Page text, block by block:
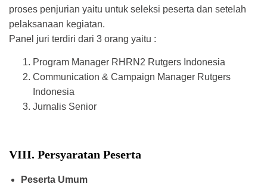
proses penjurian yaitu untuk seleksi peserta dan setelah
pelaksanaan kegiatan.
Panel juri terdiri dari 3 orang yaitu :
Program Manager RHRN2 Rutgers Indonesia
Communication & Campaign Manager Rutgers
Indonesia
Jurnalis Senior
VIII. Persyaratan Peserta
Peserta Umum